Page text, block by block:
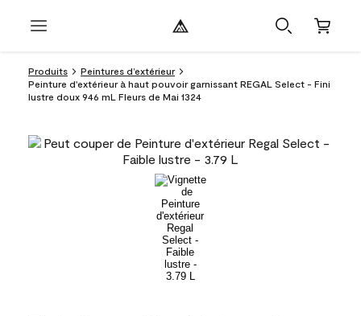
Produits
Peintures d’extérieur
Peinture d'extérieur à haut pouvoir garnissant REGAL Select - Fini
lustre doux 946 mL Fleurs de Mai 1324